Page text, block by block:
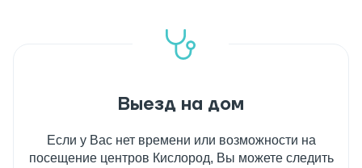
Выезд на дом
Если у Вас нет времени или возможности на
посещение центров Кислород, Вы можете следить